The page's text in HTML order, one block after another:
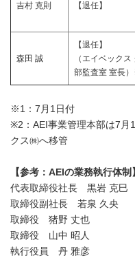
吉村 克則 【退任】
森田 誠
【退任】
（エイベック
部監査室 室長
※1：7月1日付
※2：AEI事業管理本部は7月
クス㈱へ移管
【参考：AEIの業務執行体制
代表取締役社長 黒岩 克巳
取締役副社長 若泉 久央
取締役 猪野 丈也
取締役 山中 昭人
執行役員 丹 雅彦